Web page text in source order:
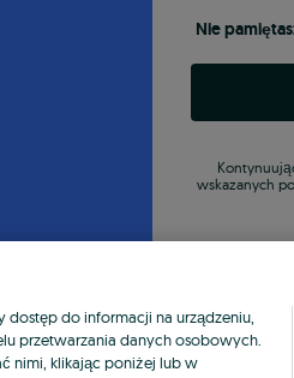
Nie
wskazanych
do informacji na urządzeniu,
przetwarzania danych osobowych.
nimi, klikając poniżej lub w